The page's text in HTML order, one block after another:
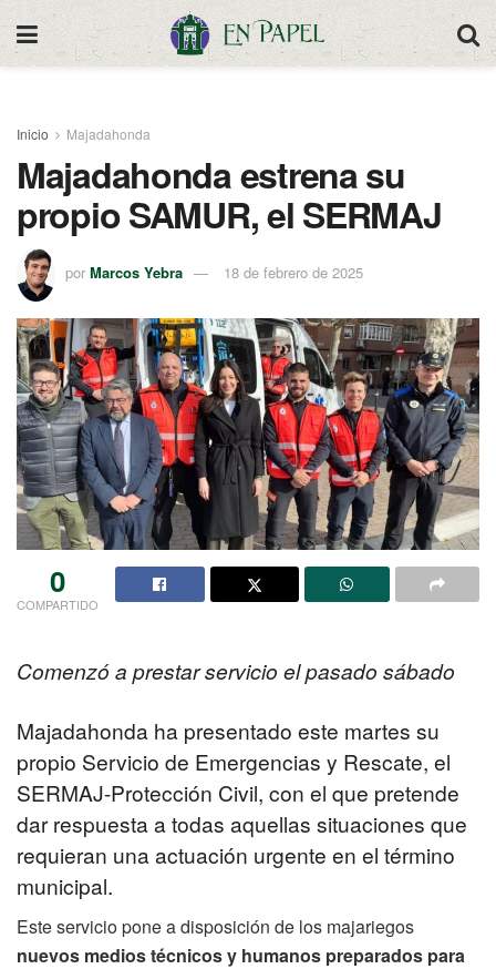
Inicio Majadahonda
Majadahonda estrena su
propio SAMUR, el SERMAJ
por Marcos Yebra 18 de febrero de 2025
0
COMPARTIDO
Comenzó a prestar servicio el pasado sábado
Majadahonda ha presentado este martes su
propio Servicio de Emergencias y Rescate, el
SERMAJ-Protección Civil, con el que pretende
dar respuesta a todas aquellas situaciones que
requieran una actuación urgente en el término
municipal.
Este servicio pone a disposición de los majariegos
nuevos medios técnicos y humanos preparados para